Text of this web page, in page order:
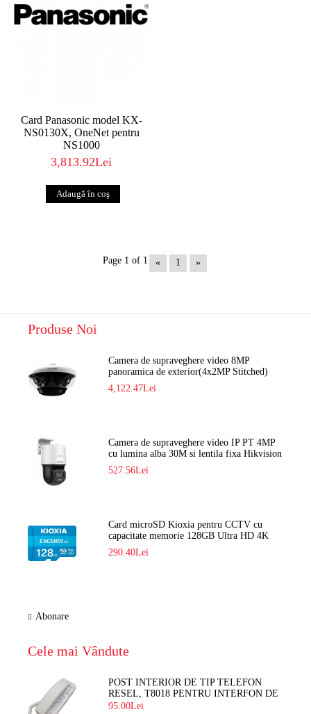
Card Panasonic model KX-
NS0130X, OneNet pentru
NS1000
3,813.92Lei
Page 1 of 1 « 1 »
Produse Noi
Camera de supraveghere video 8MP
panoramica de exterior(4x2MP Stitched)
Navaio NGC-7482PR
4,122.47Lei
Camera de supraveghere video IP PT 4MP
cu lumina alba 30M si lentila fixa Hikvision
DS-2DE2C400SCG-E F1
527.56Lei
Card microSD Kioxia pentru CCTV cu
capacitate memorie 128GB Ultra HD 4K
LMEX2L128GG2
290.40Lei
Abonare
Cele mai Vândute
POST INTERIOR DE TIP TELEFON
RESEL, T8018 PENTRU INTERFON DE
BLOC
95.00Lei